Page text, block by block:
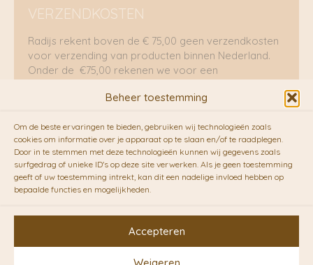
Beheer toestemming
Om de beste ervaringen te bieden, gebruiken wij technologieën zoals
cookies om informatie over je apparaat op te slaan en/of te raadplegen.
Door in te stemmen met deze technologieën kunnen wij gegevens zoals
surfgedrag of unieke ID's op deze site verwerken. Als je geen toestemming
geeft of uw toestemming intrekt, kan dit een nadelige invloed hebben op
bepaalde functies en mogelijkheden.
Accepteren
Weigeren
VERZENDKOSTEN
Radijs rekent boven de € 75,00 geen verzendkosten
voor verzending van producten binnen Nederland.
Onder de €75,00 rekenen we voor een
RADIJS werkt samen met de duurzame bezorgdienst
vanFietskoeriers.nl. Pakketten (mits voorradig) voor
10.00 uur besteld op een doordeweekse dag,
bezorgen zij soms nog op dezelfde dag in de
avonduren! Brievenbuspakjes de volgende dag. En
waar mogelijk ook echt op de fiets!!